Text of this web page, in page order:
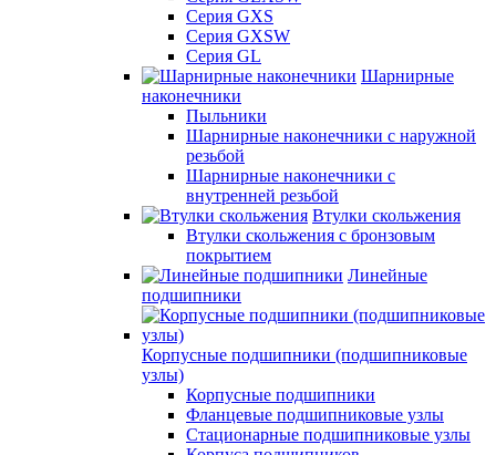
Серия GXS
Серия GXSW
Серия GL
Шарнирные
наконечники
Пыльники
Шарнирные наконечники с наружной
резьбой
Шарнирные наконечники с
внутренней резьбой
Втулки скольжения
Втулки скольжения с бронзовым
покрытием
Линейные
подшипники
Корпусные подшипники (подшипниковые
узлы)
Корпусные подшипники
Фланцевые подшипниковые узлы
Стационарные подшипниковые узлы